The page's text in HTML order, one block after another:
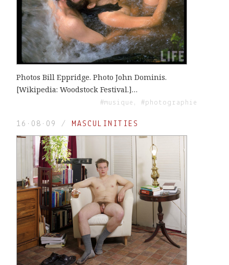
Photos Bill Eppridge. Photo John Dominis.
[Wikipedia: Woodstock Festival.]…
#musique, #photographie
16·08·09 / MASCULINITIES